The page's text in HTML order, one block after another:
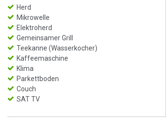
Herd
Mikrowelle
Elektroherd
Gemeinsamer Grill
Teekanne (Wasserkocher)
Kaffeemaschine
Klima
Parkettboden
Couch
SAT TV